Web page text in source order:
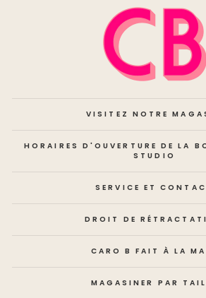
VISITEZ NOTRE
HORAIRES D'OUVERTURE DE LA
STUDIO
SERVICE ET
DROIT DE
CARO B FAIT À LA
MAGASINER PAR